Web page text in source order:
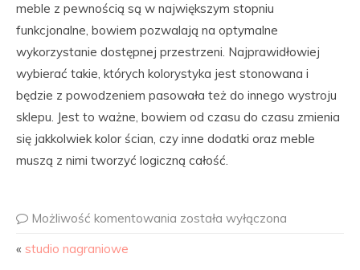
meble z pewnością są w największym stopniu
funkcjonalne, bowiem pozwalają na optymalne
wykorzystanie dostępnej przestrzeni. Najprawidłowiej
wybierać takie, których kolorystyka jest stonowana i
będzie z powodzeniem pasowała też do innego wystroju
sklepu. Jest to ważne, bowiem od czasu do czasu zmienia
się jakkolwiek kolor ścian, czy inne dodatki oraz meble
muszą z nimi tworzyć logiczną całość.
Możliwość komentowania została wyłączona
« studio nagraniowe